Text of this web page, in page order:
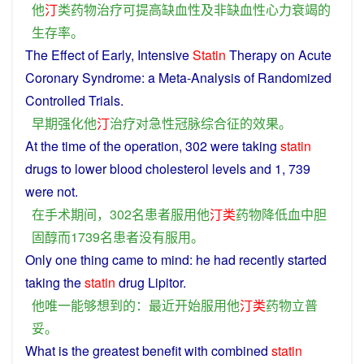
他汀类药物治疗可提高缺血性及非缺血性心力衰竭的
生存率。
The EffectofEarly, IntensiveStatin Therapyon Acute
CoronarySyndrome: a Meta-Analysis of Randomized
Controlled Trials.
早期强化他汀治疗对急性冠脉综合征的效果。
Atthetimeof theoperation, 302 weretaking statin
drugsto lowerblood cholesterol levelsand 1, 739
were not.
在手术期间，302名患者服用他汀类药物降低血中胆
固醇而1739名患者没有服用。
Onlyone thing cameto mind: he had recentlystarted
taking thestatin drug Lipitor.
他唯一能够想到的： 最近开始服用他汀类药物立普
妥。
What isthegreatestbenefitwith combined statin